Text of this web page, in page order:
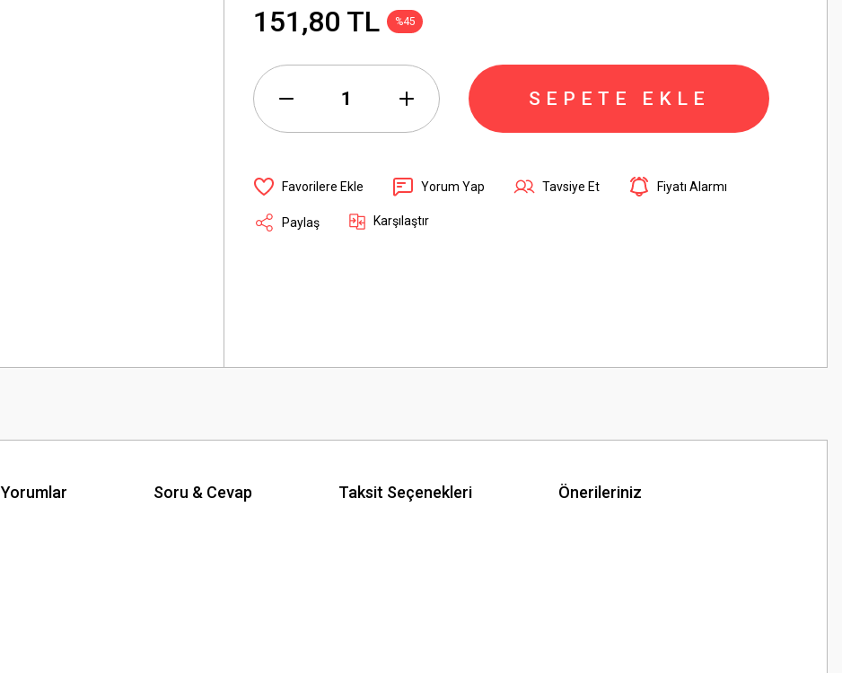
151,80 TL %45
SEPETE EKLE
Yorum Yap Tavsiye Et Fiyatı Alarmı
Paylaş Karşılaştır
Yorumlar Soru & Cevap Taksit Seçenekleri Önerileriniz